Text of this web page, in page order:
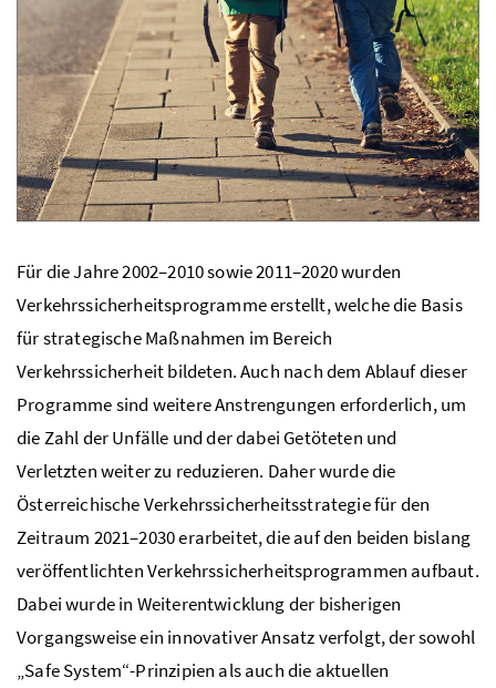
Für die Jahre 2002–2010 sowie 2011–2020 wurden
Verkehrssicherheitsprogramme erstellt, welche die Basis
für strategische Maßnahmen im Bereich
Verkehrssicherheit bildeten. Auch nach dem Ablauf dieser
Programme sind weitere Anstrengungen erforderlich, um
die Zahl der Unfälle und der dabei Getöteten und
Verletzten weiter zu reduzieren. Daher wurde die
Österreichische Verkehrssicherheitsstrategie für den
Zeitraum 2021–2030 erarbeitet, die auf den beiden bislang
veröffentlichten Verkehrssicherheitsprogrammen aufbaut.
Dabei wurde in Weiterentwicklung der bisherigen
Vorgangsweise ein innovativer Ansatz verfolgt, der sowohl
„Safe System“-Prinzipien als auch die aktuellen